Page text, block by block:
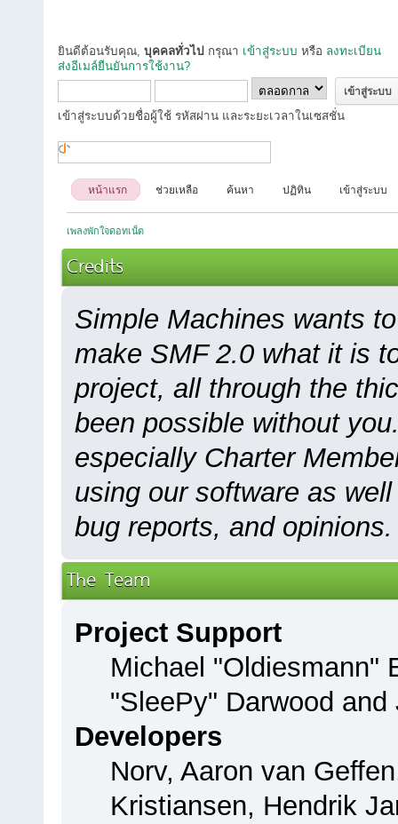
ยินดีต้อนรับคุณ, บุคคลทั่วไป กรุณา เข้าสู่ระบบ หรือ ลงทะเบียน
ส่งอีเมล์ยืนยันการใช้งาน?
เข้าสู่ระบบด้วยชื่อผู้ใช้ รหัสผ่าน และระยะเวลาในเซสชั่น
หน้าแรก ช่วยเหลือ ค้นหา ปฏิทิน เข้าสู่ระบบ
เพลงพักใจดอทเน็ต
Credits
Simple Machines wants
make SMF 2.0 what it is
project, all through the
been possible without
especially Charter
using our software as
bug reports, and opinions.
The Team
Project Support
Michael "Oldiesmann"
"SleePy" Darwood
Developers
Norv, Aaron van
Kristiansen, Hendrik